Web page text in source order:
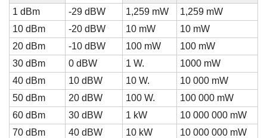
1 dBm
-29 dBW 1,259 mW
1,259 mW
10 dBm
-20 dBW 10 mW
10 mW
20 dBm
-10 dBW 100 mW
100 mW
30 dBm
0 dBW 1 W.
1000 mW
40 dBm
10 dBW 10 W.
10 000 mW
50 dBm
20 dBW 100 W.
100 000 mW
60 dBm
30 dBW 1 kW
10 000 000 mW
70 dBm
40 dBW 10 kW
10 000 000 mW